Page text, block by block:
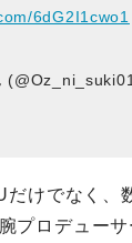
6dG2I1cwo1
けでなく、
プロデューサ